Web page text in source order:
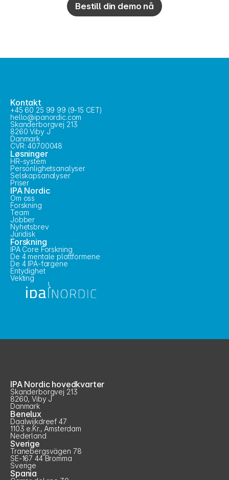
Bestill din demo nå
Kontakt
+45 60 25 99 99 (9-15 CET)
hello@ipanordic.com
Skanderborgvej 213
8260 Viby J
Danmark
CVR: 40700048
Løsninger
HR-system
Personlighetsanalyser
Selskapsanalyser
Priser
IPA Nordic
Om oss
Forskning
Team
Jobber
Nyhetsbrev
Juridisk
Forskning
IPA Core Forskning
De 4 mentale plattformene
De 4 IPA-fargene
Entydighet
Vekting
IPA Nordic hovedkvarter
Skanderborgvej 213
8260, Viby J
Danmark
Benelux
Daalwijkdreef 47
1103 e.Kr., Amsterdam
Nederland
Sverige
Tranebergsvägen 78
SE-167 44 Bromma
Sverige
Spania